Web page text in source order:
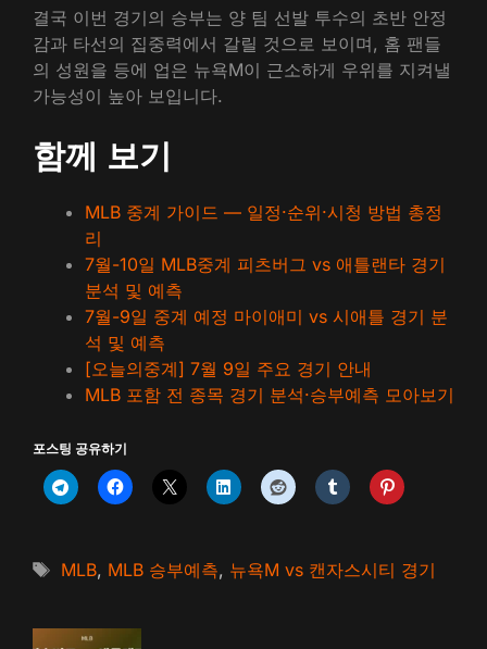
결국 이번 경기의 승부는 양 팀 선발 투수의 초반 안정
감과 타선의 집중력에서 갈릴 것으로 보이며, 홈 팬들
의 성원을 등에 업은 뉴욕M이 근소하게 우위를 지켜낼
가능성이 높아 보입니다.
함께 보기
MLB 중계 가이드 — 일정·순위·시청 방법 총정
리
7월-10일 MLB중계 피츠버그 vs 애틀랜타 경기
분석 및 예측
7월-9일 중계 예정 마이애미 vs 시애틀 경기 분
석 및 예측
[오늘의중계] 7월 9일 주요 경기 안내
MLB 포함 전 종목 경기 분석·승부예측 모아보기
포스팅 공유하기
태
MLB, MLB 승부예측, 뉴욕M vs 캔자스시티 경기